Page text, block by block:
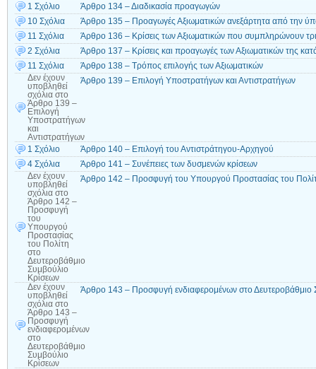
1 Σχόλιο
Άρθρο 134 – Διαδικασία προαγωγών
10 Σχόλια
Άρθρο 135 – Προαγωγές Αξιωματικών ανεξάρτητα από την
11 Σχόλια
Άρθρο 136 – Κρίσεις των Αξιωματικών που συμπληρώνουν
2 Σχόλια
Άρθρο 137 – Κρίσεις και προαγωγές των Αξιωματικών της
11 Σχόλια
Άρθρο 138 – Τρόπος επιλογής των Αξιωματικών
Δεν έχουν
υποβληθεί
σχόλια στο
Άρθρο 139 –
Επιλογή
Υποστρατήγων
και
Αντιστρατήγων
Άρθρο 139 – Επιλογή Υποστρατήγων και Αντιστρατήγων
1 Σχόλιο
Άρθρο 140 – Επιλογή του Αντιστράτηγου-Αρχηγού
4 Σχόλια
Άρθρο 141 – Συνέπειες των δυσμενών κρίσεων
Δεν έχουν
υποβληθεί
σχόλια στο
Άρθρο 142 –
Προσφυγή
του
Υπουργού
Προστασίας
του Πολίτη
στο
Δευτεροβάθμιο
Συμβούλιο
Κρίσεων
Άρθρο 142 – Προσφυγή του Υπουργού Προστασίας του
Δεν έχουν
υποβληθεί
σχόλια στο
Άρθρο 143 –
Προσφυγή
ενδιαφερομένων
στο
Δευτεροβάθμιο
Συμβούλιο
Κρίσεων
Άρθρο 143 – Προσφυγή ενδιαφερομένων στο Δευτεροβάθμιο